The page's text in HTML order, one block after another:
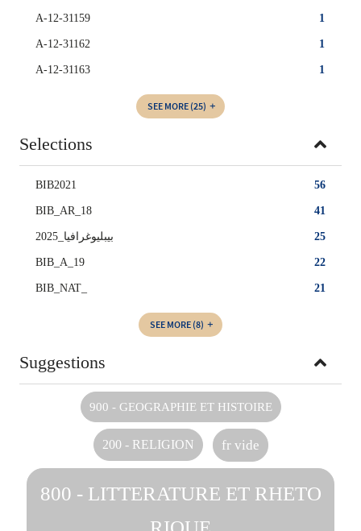
1
A-12-31159
1
A-12-31162
1
A-12-31163
SEE MORE (25)
Selections
56
BIB2021
41
BIB_AR_18
25 بيبليوغرافيا_2025
22
BIB_A_19
21
BIB_NAT_
SEE MORE (8)
Suggestions
900 - GEOGRAPHIE ET HISTOIRE
200 - RELIGION fr vide
800 - LITTERATURE ET RHETO